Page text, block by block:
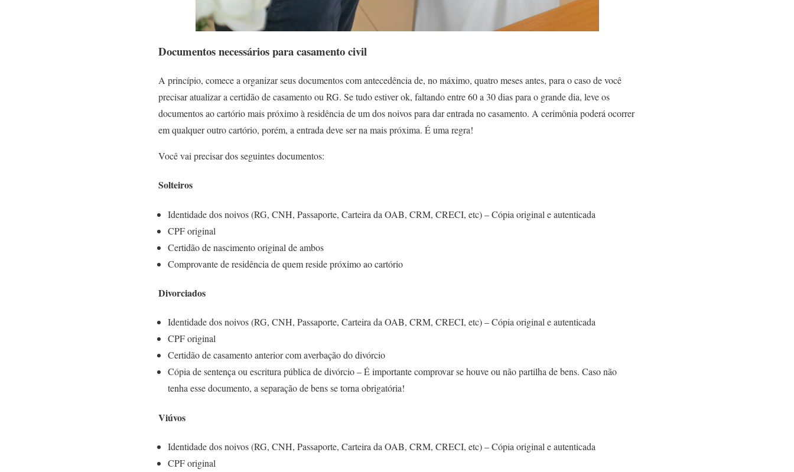
Documentos necessários para casamento civil
A princípio, comece a organizar seus documentos com antecedência de, no máximo, quatro meses antes, para o caso de você
precisar atualizar a certidão de casamento ou RG. Se tudo estiver ok, faltando entre 60 a 30 dias para o grande dia, leve os
documentos ao cartório mais próximo à residência de um dos noivos para dar entrada no casamento. A cerimônia poderá ocorrer
em qualquer outro cartório, porém, a entrada deve ser na mais próxima. É uma regra!
Você vai precisar dos seguintes documentos:
Solteiros
Identidade dos noivos (RG, CNH, Passaporte, Carteira da OAB, CRM, CRECI, etc) – Cópia original e autenticada
CPF original
Certidão de nascimento original de ambos
Comprovante de residência de quem reside próximo ao cartório
Divorciados
Identidade dos noivos (RG, CNH, Passaporte, Carteira da OAB, CRM, CRECI, etc) – Cópia original e autenticada
CPF original
Certidão de casamento anterior com averbação do divórcio
Cópia de sentença ou escritura pública de divórcio – É importante comprovar se houve ou não partilha de bens. Caso não
tenha esse documento, a separação de bens se torna obrigatória!
Viúvos
Identidade dos noivos (RG, CNH, Passaporte, Carteira da OAB, CRM, CRECI, etc) – Cópia original e autenticada
CPF original